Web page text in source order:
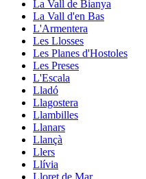
La Vall de Bianya
La Vall d'en Bas
L'Armentera
Les Llosses
Les Planes d'Hostoles
Les Preses
L'Escala
Lladó
Llagostera
Llambilles
Llanars
Llançà
Llers
Llívia
Lloret de Mar